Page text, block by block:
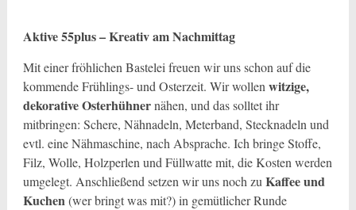
Aktive 55plus – Kreativ am Nachmittag
Mit einer fröhlichen Bastelei freuen wir uns schon auf die
kommende Frühlings- und Osterzeit. Wir wollen witzige,
dekorative Osterhühnernähen, und das solltet ihr
mitbringen: Schere, Nähnadeln, Meterband, Stecknadeln und
evtl. eine Nähmaschine, nach Absprache. Ich bringe Stoffe,
Filz, Wolle, Holzperlen und Füllwatte mit, die Kosten werden
umgelegt. Anschließend setzen wir uns noch zu Kaffee und
Kuchen(wer bringt was mit?) in gemütlicher Runde